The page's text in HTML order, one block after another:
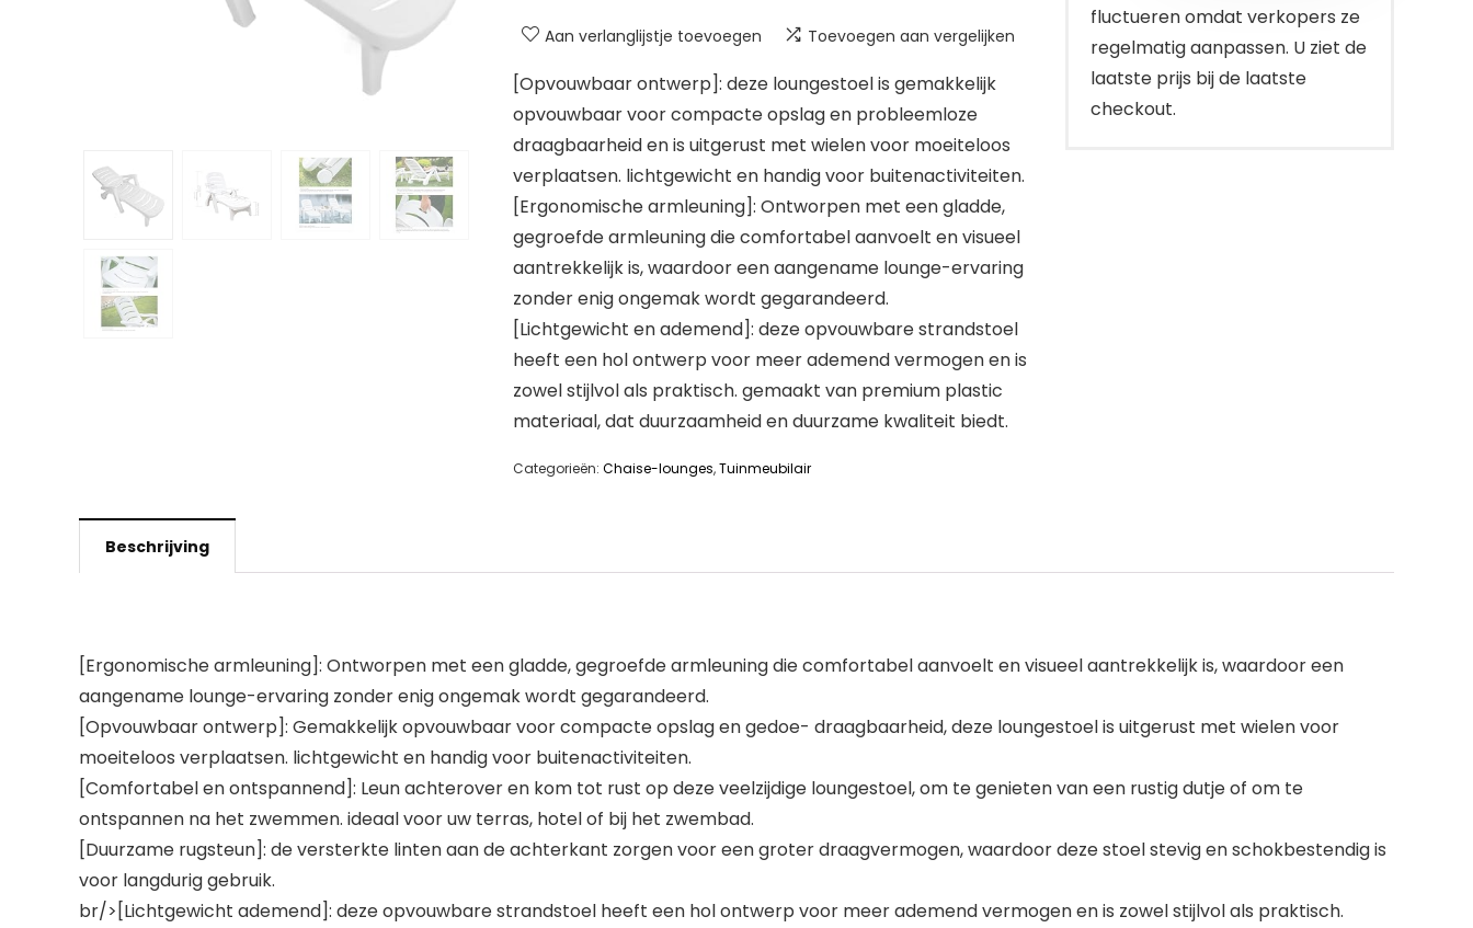
Aan verlanglijstje toevoegen Toevoegen aan vergelijken
[Opvouwbaar ontwerp]: deze loungestoel is gemakkelijk
opvouwbaar voor compacte opslag en probleemloze
draagbaarheid en is uitgerust met wielen voor moeiteloos
verplaatsen. lichtgewicht en handig voor buitenactiviteiten.
[Ergonomische armleuning]: Ontworpen met een gladde,
gegroefde armleuning die comfortabel aanvoelt en visueel
aantrekkelijk is, waardoor een aangename lounge-ervaring
zonder enig ongemak wordt gegarandeerd.
[Lichtgewicht en ademend]: deze opvouwbare strandstoel
heeft een hol ontwerp voor meer ademend vermogen en is
zowel stijlvol als praktisch. gemaakt van premium plastic
materiaal, dat duurzaamheid en duurzame kwaliteit biedt.
Categorieën: Chaise-lounges,Tuinmeubilair
fluctueren omdat verkopers ze
regelmatig aanpassen. U ziet de
laatste prijs bij de laatste
checkout.
Beschrijving
[Ergonomische armleuning]: Ontworpen met een gladde, gegroefde armleuning die comfortabel aanvoelt en visueel aantrekkelijk is, waardoor een
aangename lounge-ervaring zonder enig ongemak wordt gegarandeerd.
[Opvouwbaar ontwerp]: Gemakkelijk opvouwbaar voor compacte opslag en gedoe- draagbaarheid, deze loungestoel is uitgerust met wielen voor
moeiteloos verplaatsen. lichtgewicht en handig voor buitenactiviteiten.
[Comfortabel en ontspannend]: Leun achterover en kom tot rust op deze veelzijdige loungestoel, om te genieten van een rustig dutje of om te
ontspannen na het zwemmen. ideaal voor uw terras, hotel of bij het zwembad.
[Duurzame rugsteun]: de versterkte linten aan de achterkant zorgen voor een groter draagvermogen, waardoor deze stoel stevig en schokbestendig is
voor langdurig gebruik.
br/>[Lichtgewicht ademend]: deze opvouwbare strandstoel heeft een hol ontwerp voor meer ademend vermogen en is zowel stijlvol als praktisch.